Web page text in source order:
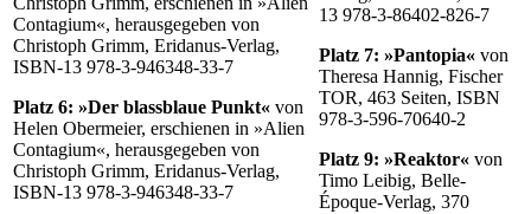
Contagium«, herausgegeben von
Christoph Grimm, Eridanus-Verlag,
ISBN-13 978-3-946348-33-7
Platz 6: »Der blassblaue Punkt« von
Helen Obermeier, erschienen in »Alien
Contagium«, herausgegeben von
Christoph Grimm, Eridanus-Verlag,
ISBN-13 978-3-946348-33-7
13 978-3-86402-826-7
Platz 7: »Pantopia« von
Theresa Hannig, Fischer
TOR, 463 Seiten, ISBN
978-3-596-70640-2
Platz 9: »Reaktor« von
Timo Leibig, Belle-
Époque-Verlag, 370